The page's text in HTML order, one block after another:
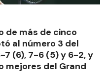
de más de cinco
al número 3 del
7 (6), 7-6 (5) y 6-2, y
mejores del Grand